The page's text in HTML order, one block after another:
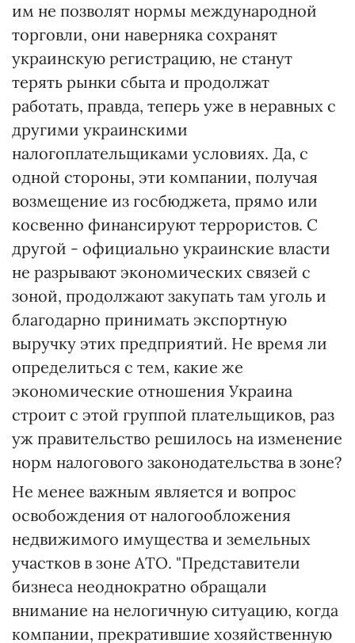
им не позволят нормы международной
торговли, они наверняка сохранят
украинскую регистрацию, не станут
терять рынки сбыта и продолжат
работать, правда, теперь уже в неравных с
другими украинскими
налогоплательщиками условиях. Да, с
одной стороны, эти компании, получая
возмещение из госбюджета, прямо или
косвенно финансируют террористов. С
другой - официально украинские власти
не разрывают экономических связей с
зоной, продолжают закупать там уголь и
благодарно принимать экспортную
выручку этих предприятий. Не время ли
определиться с тем, какие же
экономические отношения Украина
строит с этой группой плательщиков, раз
уж правительство решилось на изменение
норм налогового законодательства в зоне?
Не менее важным является и вопрос
освобождения от налогообложения
недвижимого имущества и земельных
участков в зоне АТО. "Представители
бизнеса неоднократно обращали
внимание на нелогичную ситуацию, когда
компании, прекратившие хозяйственную